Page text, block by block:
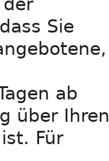
Sie
ab
über Ihren
Für